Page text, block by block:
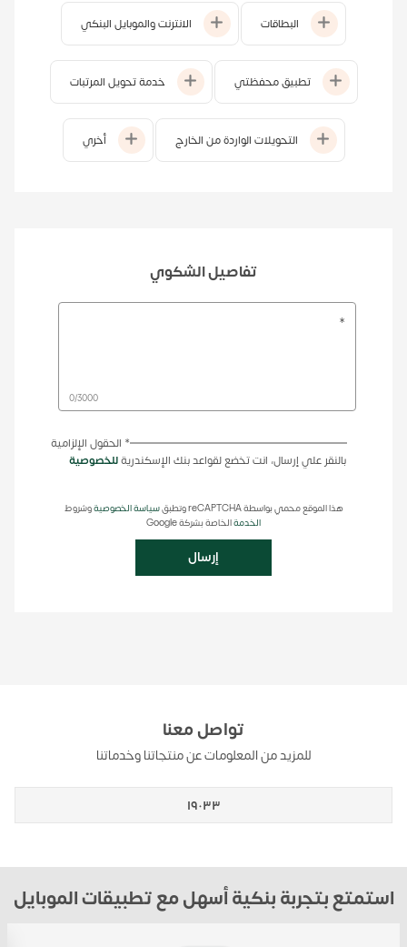
البطاقات الانترنت والموبايل البنكي
تطبيق محفظتي خدمة تحويل المرتبات
التحويلات الواردة من الخارج أخري
تفاصيل الشكوي
*
0/3000
* الحقول الإلزامية
بالنقر علي إرسال، انت تخضع لقواعد بنك الإسكندريةللخصوصية
هذا الموقع محمي بواسطة reCAPTCHA وتطبق سياسة الخصوصيةوشروط
الخدمةالخاصة بشركة Google
إرسال
تواصل معنا
للمزيد من المعلومات عن منتجاتنا وخدماتنا
١٩٠٣٣
استمتع بتجربة بنكية أسهل مع تطبيقات الموبايل